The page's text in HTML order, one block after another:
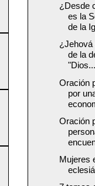
¿Desde
es la
de la
¿Jehová
de la
"Dios...
Oración
por
Oración
Mujeres